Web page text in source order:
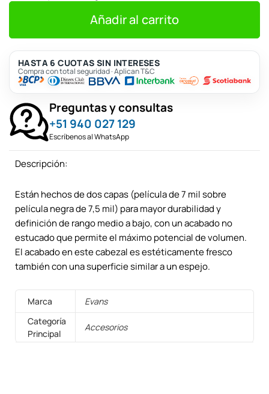
era:es:
S/85.
Añadir al carrito
HASTA 6 CUOTAS SIN INTERESES
Compra con total seguridad · Aplican T&C
Preguntas y consultas
+51 940 027 129
Escríbenos al WhatsApp
Descripción:
Están hechos de dos capas (película de 7 mil sobre
película negra de 7,5 mil) para mayor durabilidad y
definición de rango medio a bajo, con un acabado no
estucado que permite el máximo potencial de volumen.
El acabado en este cabezal es estéticamente fresco
también con una superficie similar a un espejo.
Marca
Evans
Categoría
Principal
Accesorios